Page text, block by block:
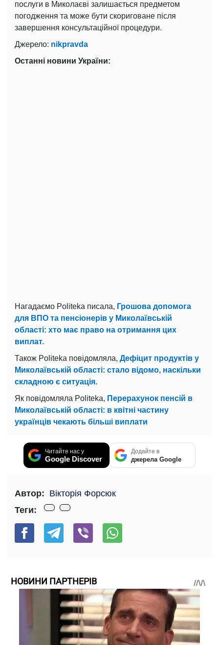
послуги в Миколаєві залишається предметом
погодження та може бути скориговане після
завершення консультаційної процедури.
Джерело: nikpravda
Останні новини України:
Нагадаємо Politeka писала, Грошова допомога
для ВПО та пенсіонерів у Миколаївській
області: хто має право на отримання цих
виплат.
Також Politeka повідомляла, Дефіцит продуктів у
Миколаївській області: стало відомо, наскільки
складною є ситуація.
Як повідомляла Politeka, Перерахунок пенсій в
Миколаївській області: в квітні частину
українців чекають більші виплати
Читайте нас у
Google Discover
Додайте в
джерела Google
Автор: Вікторія Форсюк
Теги:
НОВИНИ ПАРТНЕРІВ